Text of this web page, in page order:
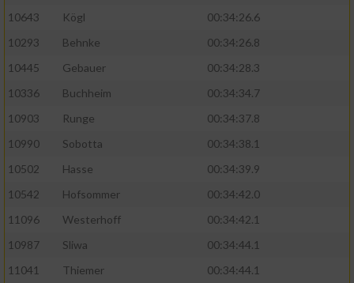
10643
Kögl
00:34:26.6
10293
Behnke
00:34:26.8
10445
Gebauer
00:34:28.3
10336
Buchheim
00:34:34.7
10903
Runge
00:34:37.8
10990
Sobotta
00:34:38.1
10502
Hasse
00:34:39.9
10542
Hofsommer
00:34:42.0
11096
Westerhoff
00:34:42.1
10987
Sliwa
00:34:44.1
11041
Thiemer 00:34:44.1